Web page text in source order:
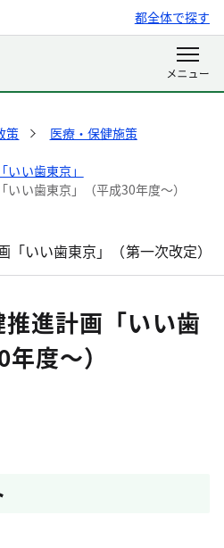
都全体で探す
策
医療・保健施策
い歯東京」
い歯東京」（平成30年度～）
いい歯東京」（第一次改定）
進計画「いい歯
度～）